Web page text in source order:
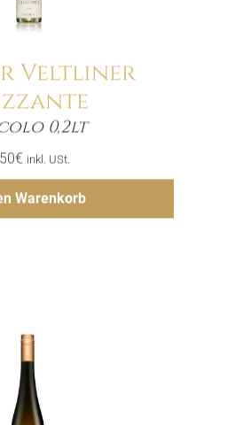
Veltliner
0,2lt
€ inkl. USt.
Warenkorb
Menge
Hinzufügen